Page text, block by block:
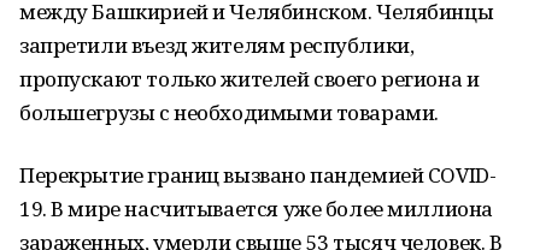
между Башкирией и Челябинском. Челябинцы
запретили въезд жителям республики,
пропускают только жителей своего региона и
большегрузы с необходимыми товарами.
Перекрытие границ вызвано пандемией COVID-
19. В мире насчитывается уже более миллиона
зараженных, умерли свыше 53 тысяч человек. В